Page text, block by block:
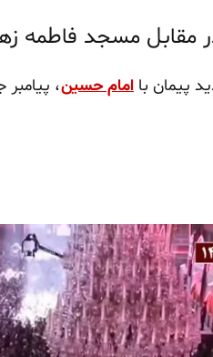
مقابل مسجد فاطمه‌
پیمان با امام حسین،